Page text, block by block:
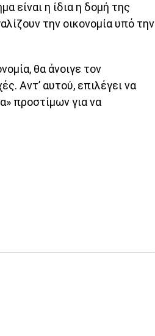
είναι η ίδια η δομή της
την οικονομία υπό την
θα άνοιγε τον
Αντ’ αυτού, επιλέγει να
προστίμων για να